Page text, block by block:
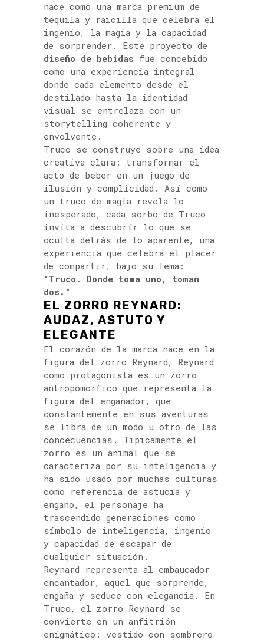
nace como una marca premium de
tequila y raicilla que celebra el
ingenio, la magia y la capacidad
de sorprender. Este proyecto de
diseño de bebidas fue concebido
como una experiencia integral
donde cada elemento desde el
destilado hasta la identidad
visual se entrelaza con un
storytelling coherente y
envolvente.
Truco se construye sobre una idea
creativa clara: transformar el
acto de beber en un juego de
ilusión y complicidad. Así como
un truco de magia revela lo
inesperado, cada sorbo de Truco
invita a descubrir lo que se
oculta detrás de lo aparente, una
experiencia que celebra el placer
de compartir, bajo su lema:
“Truco. Donde toma uno, toman
dos.”
EL ZORRO REYNARD:
AUDAZ, ASTUTO Y
ELEGANTE
El corazón de la marca nace en la
figura del zorro Reynard, Reynard
como protagonista es un zorro
antropomorfico que representa la
figura del engañador, que
constantemente en sus aventuras
se libra de un modo u otro de las
concecuencias. Tipicamente el
zorro es un animal que se
caracteriza por su inteligencia y
ha sido usado por muchas culturas
como referencia de astucia y
engaño, el personaje ha
trascendido generaciones como
símbolo de inteligencia, ingenio
y capacidad de escapar de
cualquier situación.
Reynard representa al embaucador
encantador, aquel que sorprende,
engaña y seduce con elegancia. En
Truco, el zorro Reynard se
convierte en un anfitrión
enigmático: vestido con sombrero